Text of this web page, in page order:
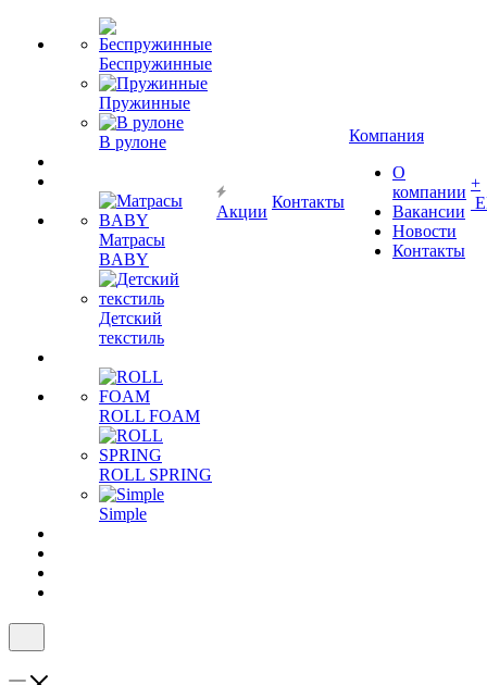
Беспружинные
Пружинные
В рулоне
Матрасы
BABY
Детский
текстиль
ROLL FOAM
ROLL SPRING
Simple
Акции
Контакты
Компания
О
компании
Вакансии
Новости
Контакты
+